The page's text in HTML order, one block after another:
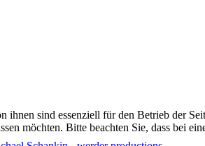
ihnen sind essenziell für den Betrieb der
möchten. Bitte beachten Sie, dass bei